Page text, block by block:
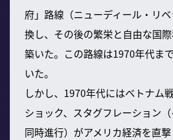
府」路線（ニューディール・リ
換し、その後の繁栄と自由な国
築いた。この路線は1970年代ま
いた。
しかし、1970年代にはベトナム
ショック、スタグフレーション
同時進行）がアメリカ経済を直